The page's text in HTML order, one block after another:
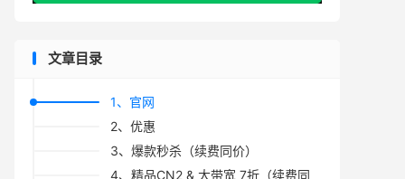
文章目录
1、官网
2、优惠
3、爆款秒杀（续费同价）
4、精品CN2 & 大带宽 7折（续费同